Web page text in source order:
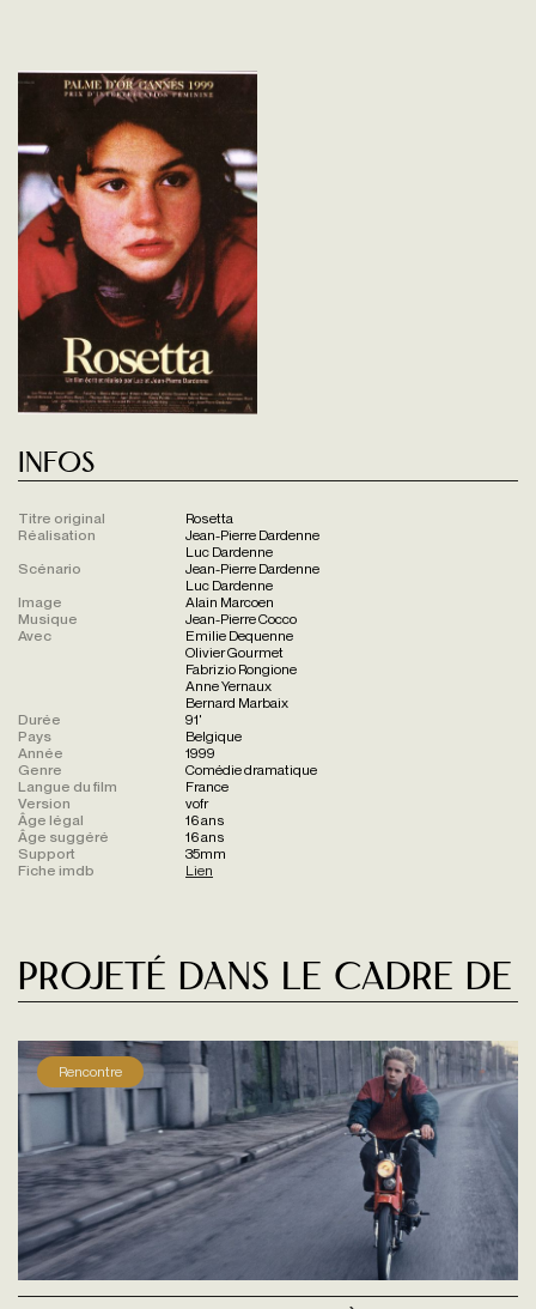
Infos
Titre original
Rosetta
Réalisation
Jean-Pierre Dardenne
Luc Dardenne
Scénario
Jean-Pierre Dardenne
Luc Dardenne
Image
Alain Marcoen
Musique
Jean-Pierre Cocco
Avec
Emilie Dequenne
Olivier Gourmet
Fabrizio Rongione
Anne Yernaux
Bernard Marbaix
Durée
91'
Pays
Belgique
Année
1999
Genre
Comédie dramatique
Langue du film
France
Version
vofr
Âge légal
16 ans
Âge suggéré
16 ans
Support
35mm
Fiche imdb
Lien
Projeté dans le cadre de
Rencontre